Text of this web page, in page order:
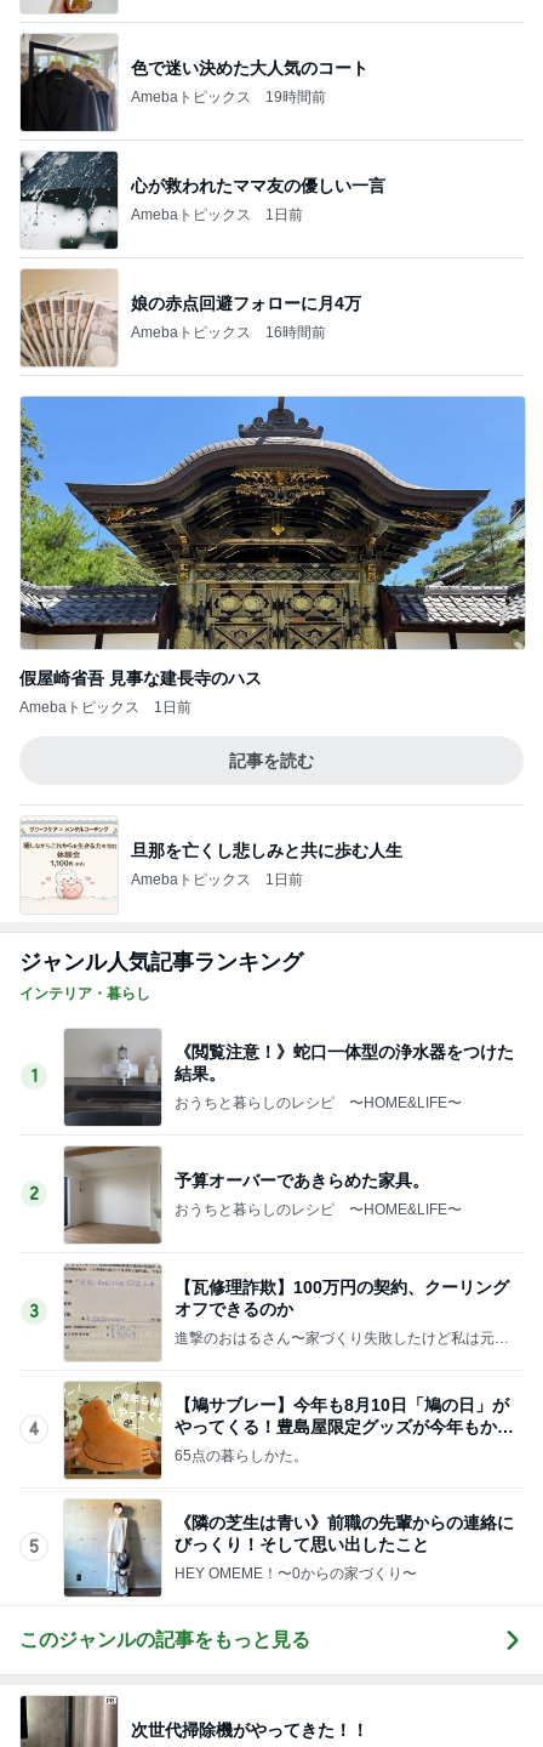
色で迷い決めた大人気のコート
Amebaトピックス 19時間前
心が救われたママ友の優しい一言
Amebaトピックス 1日前
娘の赤点回避フォローに月4万
Amebaトピックス 16時間前
假屋崎省吾 見事な建長寺のハス
Amebaトピックス 1日前
記事を読む
旦那を亡くし悲しみと共に歩む人生
Amebaトピックス 1日前
ジャンル人気記事ランキング
インテリア・暮らし
1
《閲覧注意！》蛇口一体型の浄水器をつけた
結果。
おうちと暮らしのレシピ 〜HOME&LIFE〜
2
予算オーバーであきらめた家具。
おうちと暮らしのレシピ 〜HOME&LIFE〜
3
【瓦修理詐欺】100万円の契約、クーリング
オフできるのか
進撃のおはるさん〜家づくり失敗したけど私は元気
4
【鳩サブレー】今年も8月10日「鳩の日」が
やってくる！豊島屋限定グッズが今年もかわ
いすぎる♡
65点の暮らしかた。
5
《隣の芝生は青い》前職の先輩からの連絡に
びっくり！そして思い出したこと
HEY OMEME！〜0からの家づくり〜
このジャンルの記事をもっと見る
次世代掃除機がやってきた！！